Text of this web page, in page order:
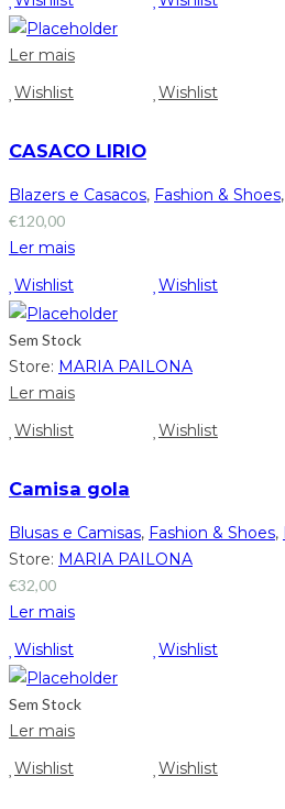
Ler mais
Wishlist
Wishlist
CASACO LIRIO
Blazers e Casacos, Fashion & Shoes,
€120,00
Ler mais
Wishlist
Wishlist
Sem Stock
Store: MARIA PAILONA
Ler mais
Wishlist
Wishlist
Camisa gola
Blusas e Camisas, Fashion & Shoes,
Store: MARIA PAILONA
€32,00
Ler mais
Wishlist
Wishlist
Sem Stock
Ler mais
Wishlist
Wishlist